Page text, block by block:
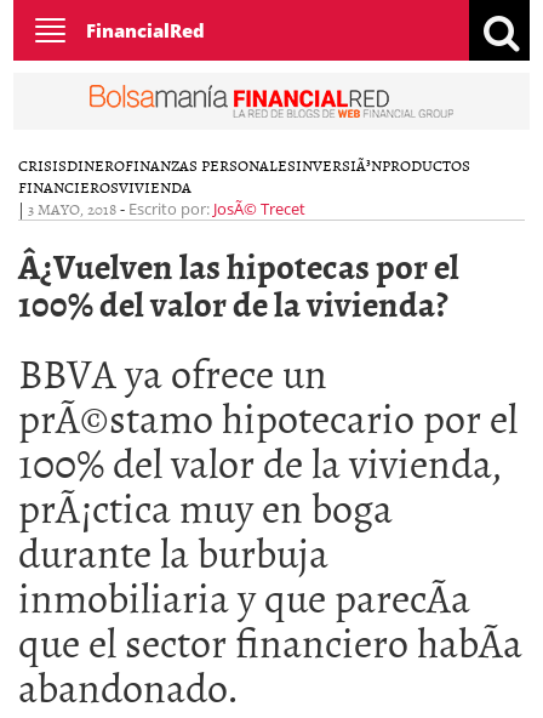
Toggle
navigation
FinancialRed
CRISISDINEROFINANZAS PERSONALESINVERSIÃ³NPRODUCTOS
FINANCIEROSVIVIENDA
| 3 MAYO, 2018- Escrito por: JosÃ© Trecet
Â¿Vuelven las hipotecas por el
100% del valor de la vivienda?
BBVA ya ofrece un
prÃ©stamo hipotecario por el
100% del valor de la vivienda,
prÃ¡ctica muy en boga
durante la burbuja
inmobiliaria y que parecÃ­a
que el sector financiero habÃ­a
abandonado.